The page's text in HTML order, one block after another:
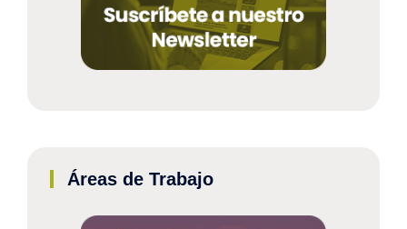
Áreas de Trabajo